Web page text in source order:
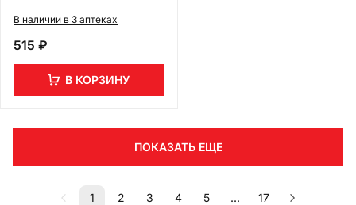
В наличии в 3 аптеках
515 ₽
В КОРЗИНУ
ПОКАЗАТЬ ЕЩЕ
1 2 3 4 5 ... 17